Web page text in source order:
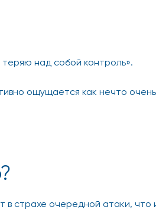
над собой контроль».
ощущается как нечто
в страхе очередной атаки, что